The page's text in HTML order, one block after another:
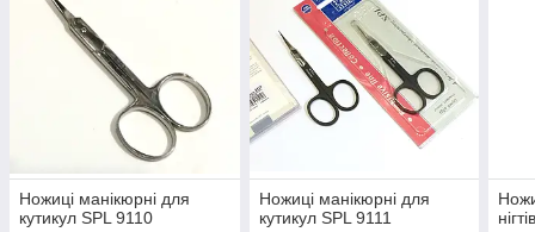
Ножиці манікюрні для
кутикул SPL 9110
Ножиці манікюрні для
кутикул SPL 9111